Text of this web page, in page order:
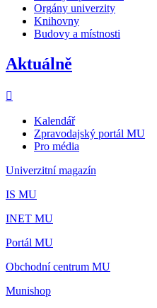
Orgány univerzity
Knihovny
Budovy a místnosti
Aktuálně
Kalendář
Zpravodajský portál MU
Pro média
Univerzitní magazín
IS MU
INET MU
Portál MU
Obchodní centrum MU
Munishop